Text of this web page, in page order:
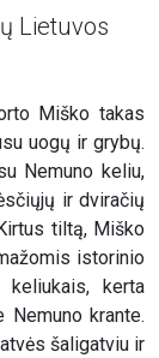
Lietuvos
Miško takas
uogų ir grybų.
Nemuno keliu,
ir dviračių
tiltą, Miško
istorinio
keliukais, kerta
Nemuno krante.
šaligatviu ir